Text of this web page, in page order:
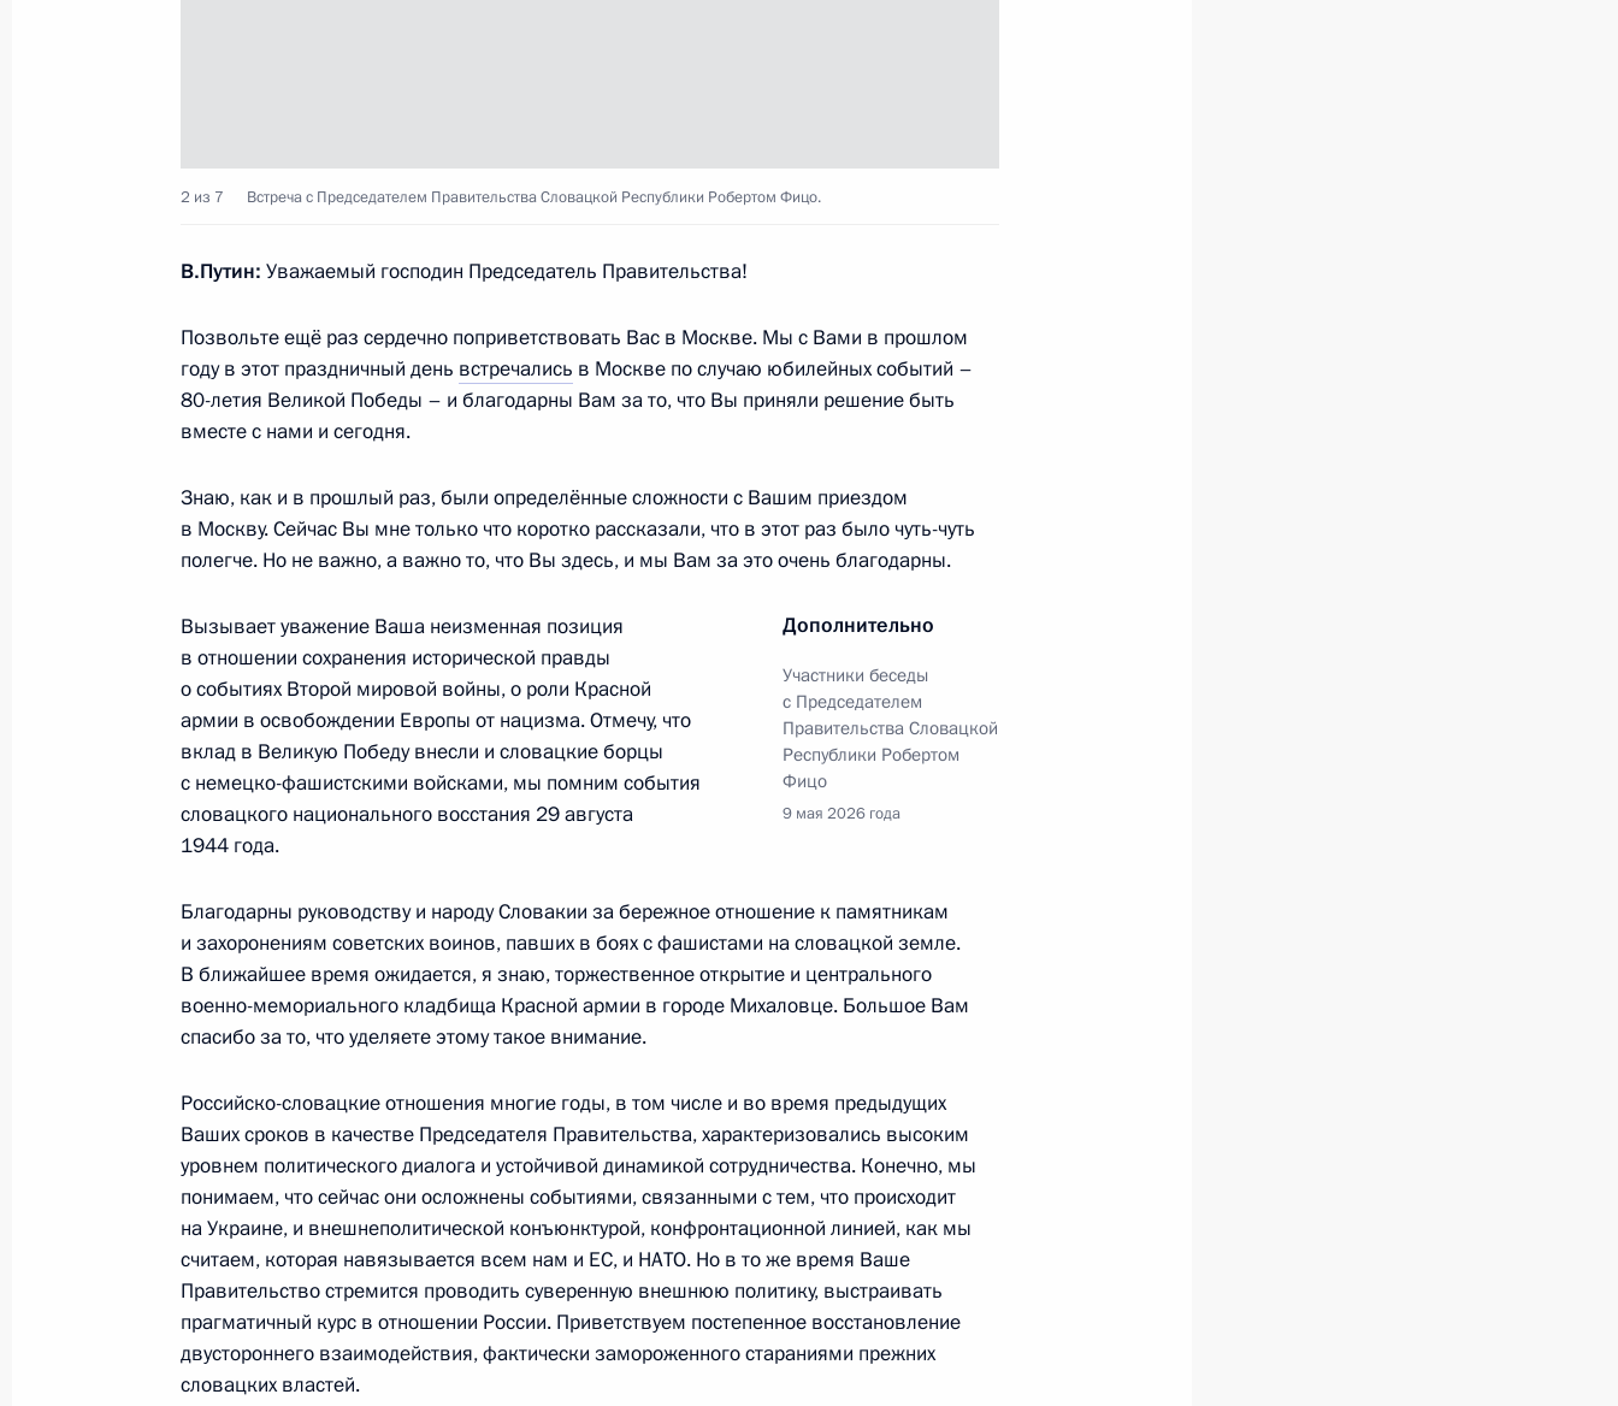
Ответы на вопросы журналистов
Встреча с Президентом Южной Осетии Аланом Гаглоевым
9 мая 2026 года, 20:30
Встреча с Президентом Республики Абхазия Бадрой Гунбой
9 мая 2026 года, 19:25
Встреча с Президентом Республики Сербской Синишей Караном
9 мая 2026 года, 18:45
Встреча с Президентом Лаоса Тхонглуном Сисулитом
9 мая 2026 года, 16:45
Встреча с Верховным правителем Малайзии султаном
Ибрагимом
9 мая 2026 года, 15:40
Встреча с Премьер-министром Словакии Робертом Фицо
9 мая 2026 года, 13:40
Встреча с Президентом Узбекистана Шавкатом Мирзиёевым
8 мая 2026 года, 22:40
2 из 7 Встреча с Председателем Правительства Словацкой Республики Робертом Фицо.
В.Путин: Уважаемый господин Председатель Правительства!
Позвольте ещё раз сердечно поприветствовать Вас в Москве. Мы с Вами в прошлом
году в этот праздничный день встречались в Москве по случаю юбилейных событий –
80-летия Великой Победы – и благодарны Вам за то, что Вы приняли решение быть
вместе с нами и сегодня.
Знаю, как и в прошлый раз, были определённые сложности с Вашим приездом
в Москву. Сейчас Вы мне только что коротко рассказали, что в этот раз было чуть-чуть
полегче. Но не важно, а важно то, что Вы здесь, и мы Вам за это очень благодарны.
Дополнительно
Участники беседы
с Председателем
Правительства Словацкой
Республики Робертом
Фицо
9 мая 2026 года
Вызывает уважение Ваша неизменная позиция
в отношении сохранения исторической правды
о событиях Второй мировой войны, о роли Красной
армии в освобождении Европы от нацизма. Отмечу, что
вклад в Великую Победу внесли и словацкие борцы
с немецко-фашистскими войсками, мы помним события
словацкого национального восстания 29 августа
1944 года.
Благодарны руководству и народу Словакии за бережное отношение к памятникам
и захоронениям советских воинов, павших в боях с фашистами на словацкой земле.
В ближайшее время ожидается, я знаю, торжественное открытие и центрального
военно-мемориального кладбища Красной армии в городе Михаловце. Большое Вам
спасибо за то, что уделяете этому такое внимание.
Российско-словацкие отношения многие годы, в том числе и во время предыдущих
Ваших сроков в качестве Председателя Правительства, характеризовались высоким
уровнем политического диалога и устойчивой динамикой сотрудничества. Конечно, мы
понимаем, что сейчас они осложнены событиями, связанными с тем, что происходит
на Украине, и внешнеполитической конъюнктурой, конфронтационной линией, как мы
считаем, которая навязывается всем нам и ЕС, и НАТО. Но в то же время Ваше
Правительство стремится проводить суверенную внешнюю политику, выстраивать
прагматичный курс в отношении России. Приветствуем постепенное восстановление
двустороннего взаимодействия, фактически замороженного стараниями прежних
словацких властей.